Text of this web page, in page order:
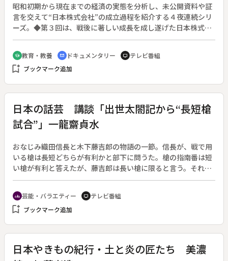
昭和初期から現在までの経済の実態を分析し、未公開資料や証
言を交えて“日本株式会社”の成立過程を紹介する４夜連続シリ
ーズ。◆第３回は、戦後に著しい成長を成し遂げた日本株式会
社の光と影の部分に焦点を当てて検証する。５５年体制がスタ
ートし、自民党一党支配による「経済政策主導の政治システ
ム」が定着。所得倍増、列島改造といった統制型経済政策が官
僚主導で次々と立案・実行される。やがて政治・財界・官僚の
school 教育・教養 cinematic_blur ドキュメンタリー tv テレビ番組
bookmark_add ブックマーク追加
日本の話芸 講談「出世太閤記から“長短槍
試合”」一龍齋貞水
おなじみ織田信長と木下藤吉郎の物語の一節。信長が、戦で用
いる槍は長短どちらが有利かと部下に問うた。槍の指南番は短
い槍が有利と答えたが、藤吉郎は長い槍に限ると言う。それを
聞いた信長は百人の兵を長短二組に分け、３日間の稽古の後、
試合をさせることにした。
groups 芸能・バラエティー tv テレビ番組
bookmark_add ブックマーク追加
日本やきもの紀行・土と炎の匠たち 美濃